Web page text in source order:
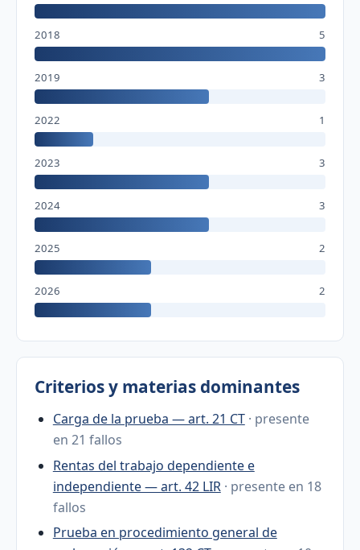
2018 5
2019 3
2022 1
2023 3
2024 3
2025 2
2026 2
Criterios y materias dominantes
Carga de la prueba — art. 21 CT · presente
en 21 fallos
Rentas del trabajo dependiente e
independiente — art. 42 LIR · presente en 18
fallos
Prueba en procedimiento general de